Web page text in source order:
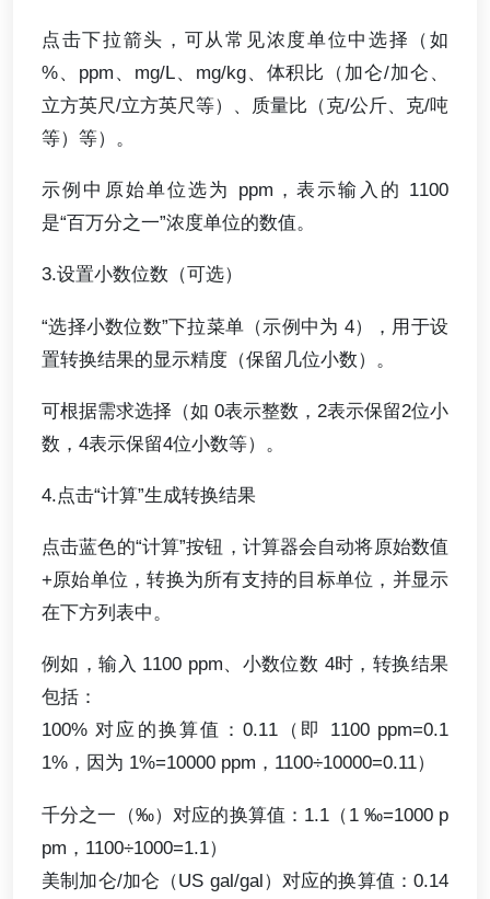
点击下拉箭头，可从常见浓度单位中选择（如
%、ppm、mg/L、mg/kg、体积比（加仑/加仑、
立方英尺/立方英尺等）、质量比（克/公斤、克/吨
等）等）。
示例中原始单位选为 ppm，表示输入的 1100
是“百万分之一”浓度单位的数值。
3.设置小数位数（可选）
“选择小数位数”下拉菜单（示例中为 4），用于设
置转换结果的显示精度（保留几位小数）。
可根据需求选择（如 0表示整数，2表示保留2位小
数，4表示保留4位小数等）。
4.点击“计算”生成转换结果
点击蓝色的“计算”按钮，计算器会自动将原始数值
+原始单位，转换为所有支持的目标单位，并显示
在下方列表中。
例如，输入 1100 ppm、小数位数 4时，转换结果
包括：
100% 对应的换算值：0.11（即 1100 ppm=0.1
1%，因为 1%=10000 ppm，1100÷10000=0.11）
千分之一（‰）对应的换算值：1.1（1 ‰=1000 p
pm，1100÷1000=1.1）
美制加仑/加仑（US gal/gal）对应的换算值：0.14